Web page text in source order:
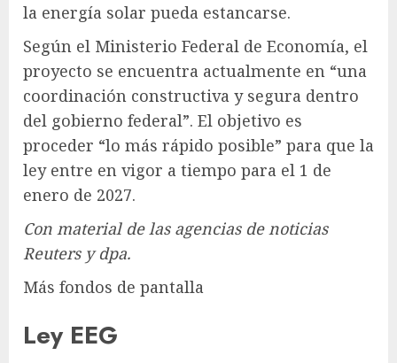
la energía solar pueda estancarse.
Según el Ministerio Federal de Economía, el
proyecto se encuentra actualmente en “una
coordinación constructiva y segura dentro
del gobierno federal”. El objetivo es
proceder “lo más rápido posible” para que la
ley entre en vigor a tiempo para el 1 de
enero de 2027.
Con material de las agencias de noticias
Reuters y dpa.
Más fondos de pantalla
Ley EEG